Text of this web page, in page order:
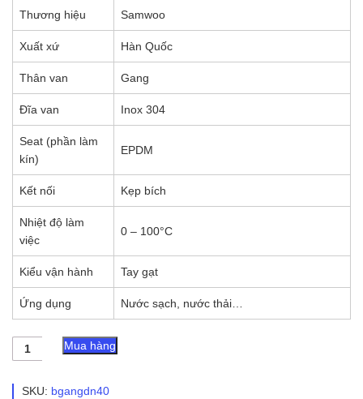
Thương hiệu Samwoo
Xuất xứ Hàn Quốc
Thân van Gang
Đĩa van Inox 304
Seat (phần làm
kín)
EPDM
Kết nối Kẹp bích
Nhiệt độ làm
việc
0 – 100°C
Kiểu vận hành Tay gạt
Ứng dụng Nước sạch, nước thải…
Van
Bướm
Tay
Mua hàng
SKU: bgangdn40